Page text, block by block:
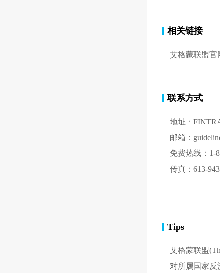
相关链接
艾格蒙联盟官
联系方式
地址：
邮箱：
免费热线：1-
传真：613-
Tips
艾格蒙联盟
对所属国家反